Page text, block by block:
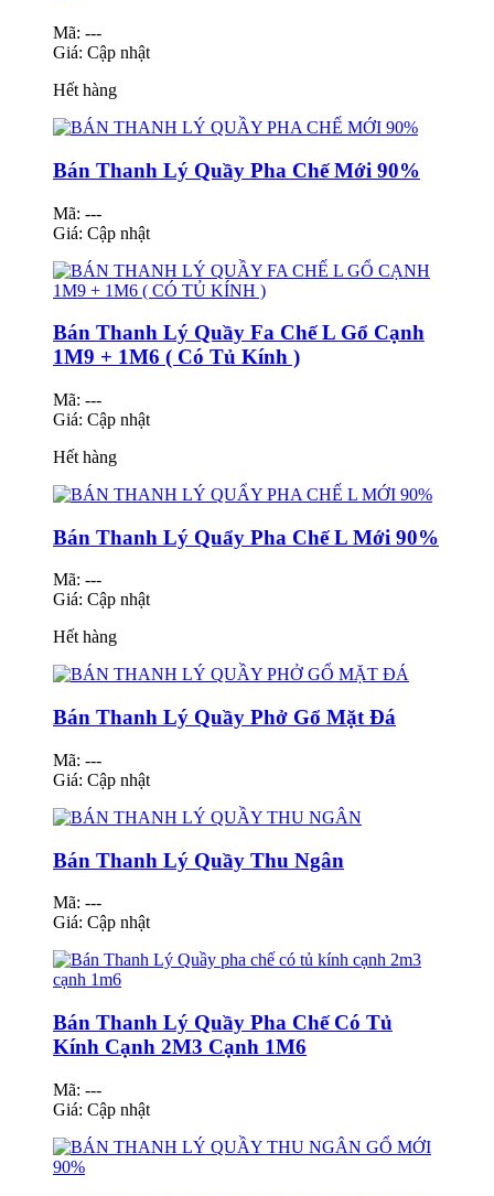
Mã: ---
Giá: Cập nhật
Hết hàng
Bán Thanh Lý Quầy Pha Chế Mới 90%
Mã: ---
Giá: Cập nhật
Bán Thanh Lý Quầy Fa Chế L Gổ Cạnh
1M9 + 1M6 ( Có Tủ Kính )
Mã: ---
Giá: Cập nhật
Hết hàng
Bán Thanh Lý Quẩy Pha Chế L Mới 90%
Mã: ---
Giá: Cập nhật
Hết hàng
Bán Thanh Lý Quầy Phở Gổ Mặt Đá
Mã: ---
Giá: Cập nhật
Bán Thanh Lý Quầy Thu Ngân
Mã: ---
Giá: Cập nhật
Bán Thanh Lý Quầy Pha Chế Có Tủ
Kính Cạnh 2M3 Cạnh 1M6
Mã: ---
Giá: Cập nhật